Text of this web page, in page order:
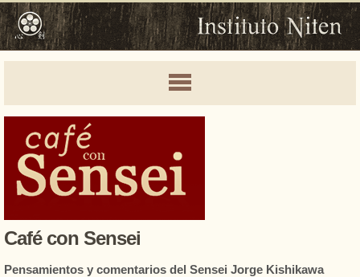
Café con Sensei
Pensamientos y comentarios del Sensei Jorge Kishikawa